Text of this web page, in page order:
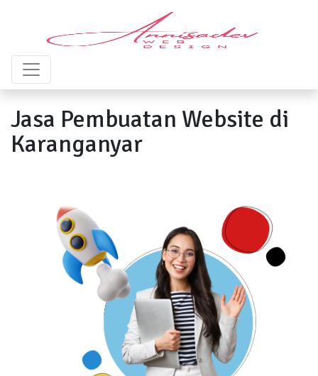
Jasa Pembuatan Website di
Karanganyar